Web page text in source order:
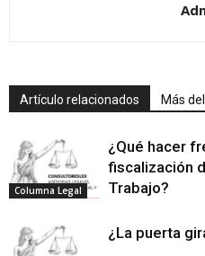
Artículo relacionados Más
Columna Legal
¿Qué hacer
fiscalización
Trabajo?
¿La puerta